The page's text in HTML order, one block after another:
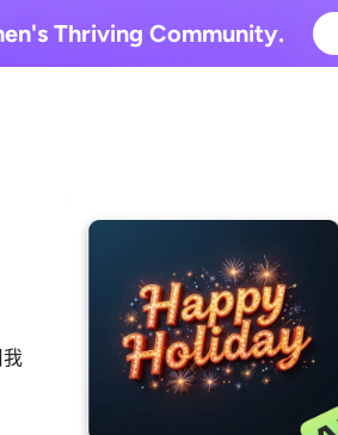
Thriving Community.